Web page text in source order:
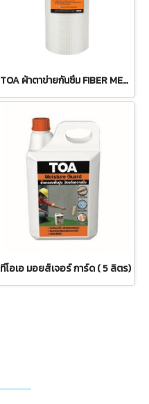
TOA ผ้าตาข่ายกันซึม FIBER MESH
ทีโอเอ มอยส์เจอร์ การ์ด ( 5 ลิตร)